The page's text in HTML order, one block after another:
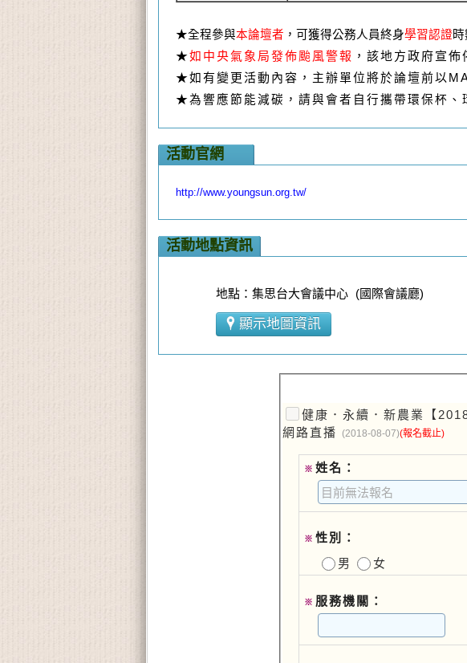
★全程參與本論壇者 ，可獲得公務人員終身學習認證
★如中央氣象局發佈颱風警報 ，該地方政府宣佈
★如有變更活動內容，主辦單位將於論壇前以
★為響應節能減碳，請與會者自行攜帶環保杯、
活動官網
http://www.youngsun.org.tw/
活動地點資訊
地點：集思台大會議中心 (國際會議廳)
顯示地圖資訊
健康．永續．新農業【
網路直播 (2018-08-07)(報名截止)
※ 姓名：
※ 性別：
男
女
※ 服務機關：